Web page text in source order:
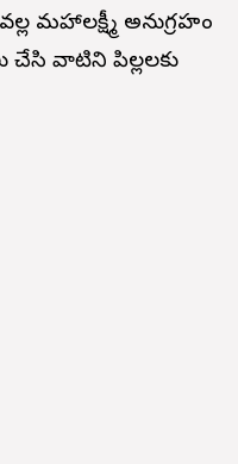
మహాలక్ష్మీ అనుగ్రహం
చేసి వాటిని పిల్లలకు